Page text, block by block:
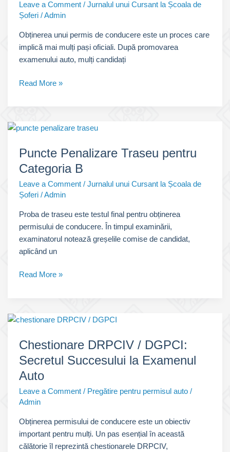
Leave a Comment /Jurnalul unui Cursant la Școala de
Șoferi /Admin
Obținerea unui permis de conducere este un proces care
implică mai mulți pași oficiali. După promovarea
examenului auto, mulți candidați
În
timp
permisul
conducere
Read More »
Puncte Penalizare Traseu pentru
Categoria B
Leave a Comment /Jurnalul unui Cursant la Școala de
Șoferi /Admin
Proba de traseu este testul final pentru obținerea
permisului de conducere. În timpul examinării,
examinatorul notează greșelile comise de candidat,
aplicând un
Puncte
Categoria
Read More »
Chestionare DRPCIV / DGPCI:
Secretul Succesului la Examenul
Auto
Leave a Comment / Pregătire pentru permisul auto /
Admin
Obținerea permisului de conducere este un obiectiv
important pentru mulți. Un pas esențial în această
călătorie îl reprezintă chestionarele DRPCIV,